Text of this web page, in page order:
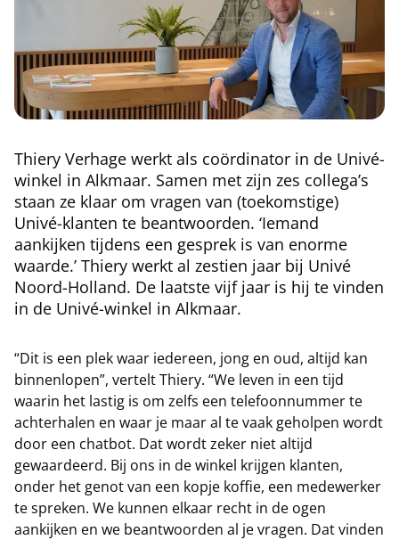
Thiery Verhage werkt als coördinator in de Univé-
winkel in Alkmaar. Samen met zijn zes collega’s
staan ze klaar om vragen van (toekomstige)
Univé-klanten te beantwoorden. ‘Iemand
aankijken tijdens een gesprek is van enorme
waarde.’ Thiery werkt al zestien jaar bij Univé
Noord-Holland. De laatste vijf jaar is hij te vinden
in de Univé-winkel in Alkmaar.
“Dit is een plek waar iedereen, jong en oud, altijd kan
binnenlopen”, vertelt Thiery. “We leven in een tijd
waarin het lastig is om zelfs een telefoonnummer te
achterhalen en waar je maar al te vaak geholpen wordt
door een chatbot. Dat wordt zeker niet altijd
gewaardeerd. Bij ons in de winkel krijgen klanten,
onder het genot van een kopje koffie, een medewerker
te spreken. We kunnen elkaar recht in de ogen
aankijken en we beantwoorden al je vragen. Dat vinden